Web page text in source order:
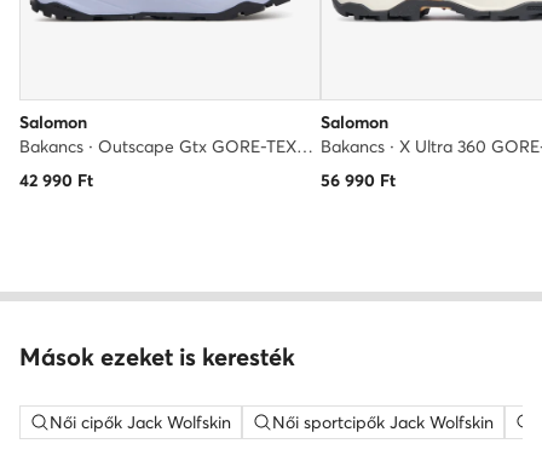
Salomon
Bakancs · Outscape Gtx GORE-TEX L49233300 · Fekete
42 990 Ft
Salomon
56 990Ft
Mások ezeket is keresték
Női cipők Jack Wolfskin Női sportcipők Jack Wolfskin